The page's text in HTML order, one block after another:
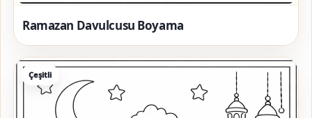
Ramazan Davulcusu Boyama
Çeşitli